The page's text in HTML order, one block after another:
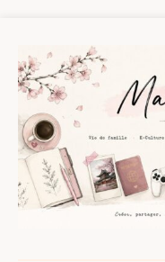
contenu